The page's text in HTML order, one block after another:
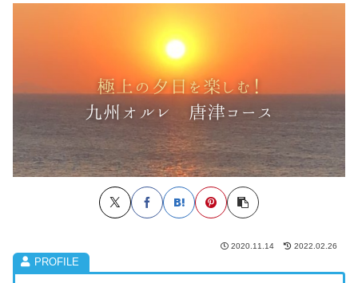
2020.11.14 2022.02.26